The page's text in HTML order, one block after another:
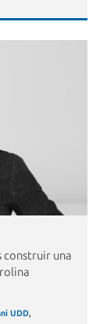
construir una
UDD,